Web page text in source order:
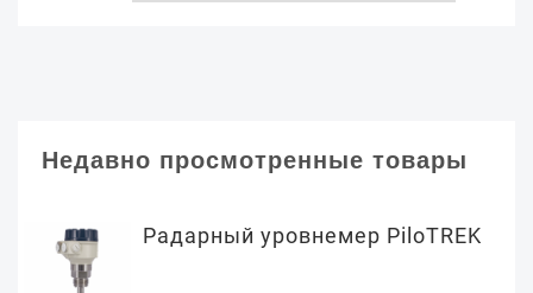
Недавно просмотренные товары
Радарный уровнемер PiloTREK